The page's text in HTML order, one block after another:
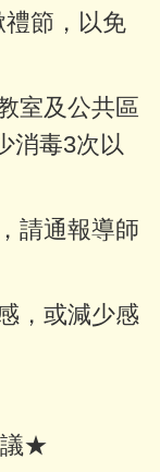
節，以免
室及公共區
消毒3次以
請通報導師
，或減少感
議★